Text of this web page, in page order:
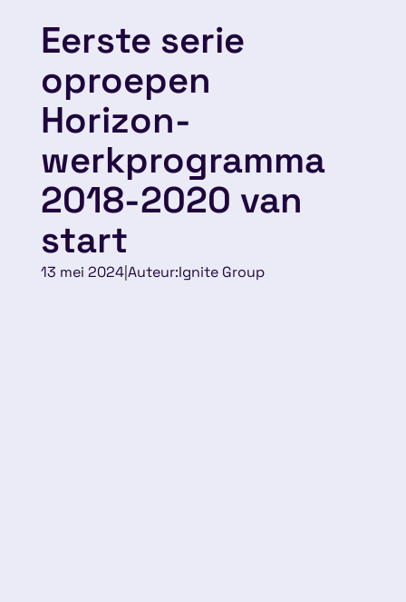
Eerste serie
oproepen
Horizon-
werkprogramma
2018-2020 van
start
13 mei 2024|Auteur:Ignite Group